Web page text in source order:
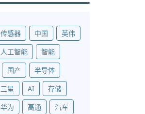
传感器 中国
英伟
人工智能
智能
国产
半导体
三星 AI
存储
华为 高通
汽车